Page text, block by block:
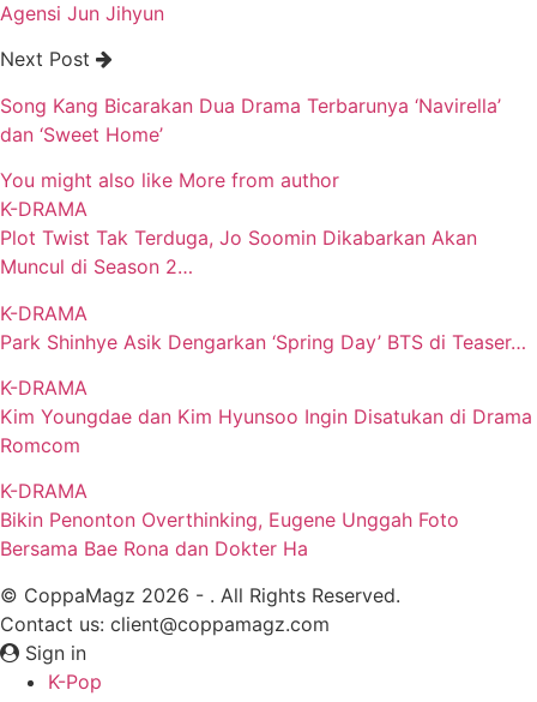
Agensi Jun Jihyun
Next Post
Song Kang Bicarakan Dua Drama Terbarunya ‘Navirella’
dan ‘Sweet Home’
You might also like More from author
K-DRAMA
Plot Twist Tak Terduga, Jo Soomin Dikabarkan Akan
Muncul di Season 2…
K-DRAMA
Park Shinhye Asik Dengarkan ‘Spring Day’ BTS di Teaser…
K-DRAMA
Kim Youngdae dan Kim Hyunsoo Ingin Disatukan di Drama
Romcom
K-DRAMA
Bikin Penonton Overthinking, Eugene Unggah Foto
Bersama Bae Rona dan Dokter Ha
© CoppaMagz 2026 - . All Rights Reserved.
Contact us: client@coppamagz.com
Sign in
K-Pop